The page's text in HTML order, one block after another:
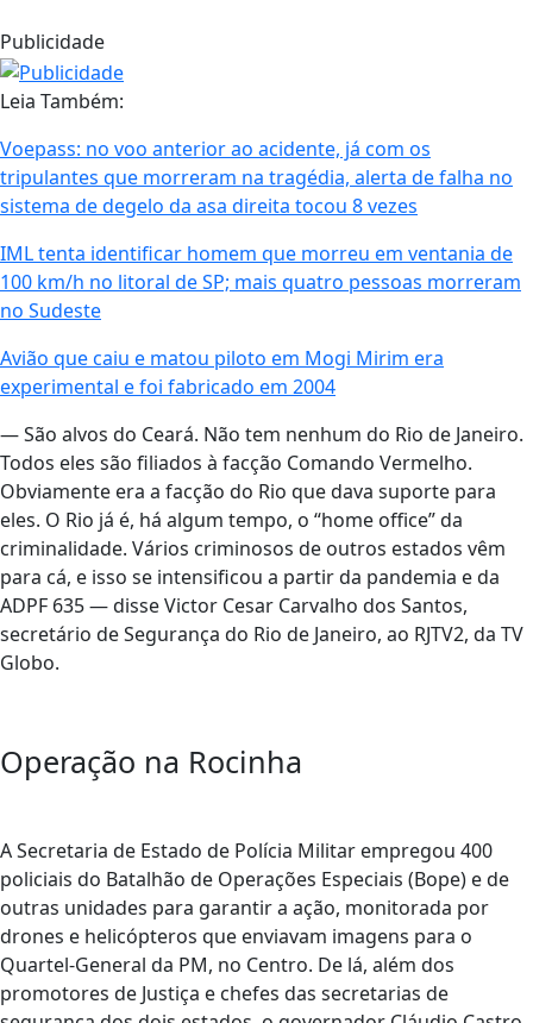
Publicidade
Leia Também:
Voepass: no voo anterior ao acidente, já com os
tripulantes que morreram na tragédia, alerta de falha no
sistema de degelo da asa direita tocou 8 vezes
IML tenta identificar homem que morreu em ventania de
100 km/h no litoral de SP; mais quatro pessoas morreram
no Sudeste
Avião que caiu e matou piloto em Mogi Mirim era
experimental e foi fabricado em 2004
— São alvos do Ceará. Não tem nenhum do Rio de Janeiro.
Todos eles são filiados à facção Comando Vermelho.
Obviamente era a facção do Rio que dava suporte para
eles. O Rio já é, há algum tempo, o “home office” da
criminalidade. Vários criminosos de outros estados vêm
para cá, e isso se intensificou a partir da pandemia e da
ADPF 635 — disse Victor Cesar Carvalho dos Santos,
secretário de Segurança do Rio de Janeiro, ao RJTV2, da TV
Globo.
Operação na Rocinha
A Secretaria de Estado de Polícia Militar empregou 400
policiais do Batalhão de Operações Especiais (Bope) e de
outras unidades para garantir a ação, monitorada por
drones e helicópteros que enviavam imagens para o
Quartel-General da PM, no Centro. De lá, além dos
promotores de Justiça e chefes das secretarias de